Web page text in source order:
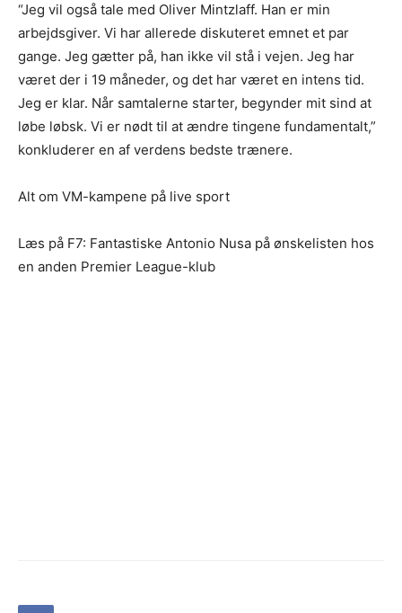
“Jeg vil også tale med Oliver Mintzlaff. Han er min
arbejdsgiver. Vi har allerede diskuteret emnet et par
gange. Jeg gætter på, han ikke vil stå i vejen. Jeg har
været der i 19 måneder, og det har været en intens tid.
Jeg er klar. Når samtalerne starter, begynder mit sind at
løbe løbsk. Vi er nødt til at ændre tingene fundamentalt,”
konkluderer en af verdens bedste trænere.
Alt om VM-kampene på live sport
Læs på F7: Fantastiske Antonio Nusa på ønskelisten hos
en anden Premier League-klub